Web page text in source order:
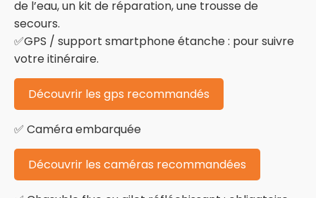
de l’eau, un kit de réparation, une trousse de
secours.
✅GPS / support smartphone étanche : pour suivre
votre itinéraire.
Découvrir les gps recommandés
✅ Caméra embarquée
Découvrir les caméras recommandées